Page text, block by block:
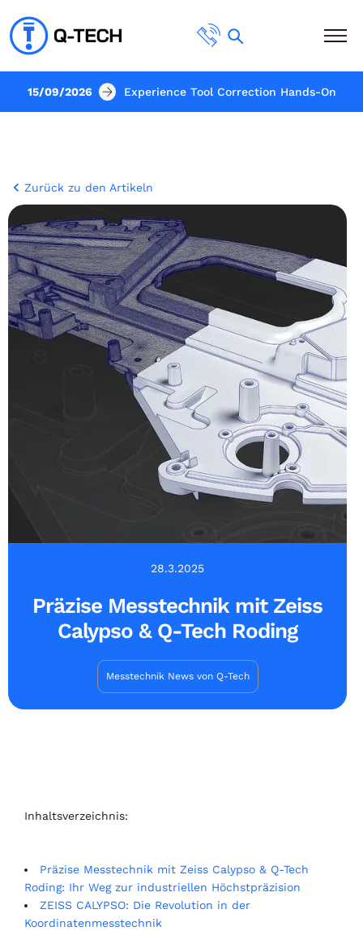
15/09/2026 Experience Tool Correction Hands-On
Zurück zu den Artikeln
28.3.2025
Präzise Messtechnik mit Zeiss
Calypso & Q-Tech Roding
Messtechnik News von Q-Tech
Inhaltsverzeichnis:
Präzise Messtechnik mit Zeiss Calypso & Q-Tech
Roding: Ihr Weg zur industriellen Höchstpräzision
ZEISS CALYPSO: Die Revolution in der
Koordinatenmesstechnik